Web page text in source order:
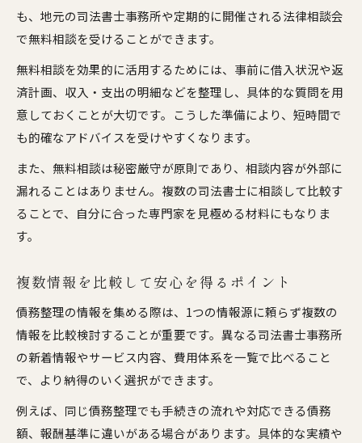
も、地元の司法書士事務所や定期的に開催される法律相談会
で無料相談を受けることができます。
無料相談を効果的に活用するためには、事前に借入状況や返
済計画、収入・支出の明細などを整理し、具体的な質問を用
意しておくことが大切です。こうした準備により、短時間で
も的確なアドバイスを受けやすくなります。
また、無料相談は秘密厳守が原則であり、相談内容が外部に
漏れることはありません。複数の司法書士に相談して比較す
ることで、自分に合った専門家を見極める材料にもなりま
す。
複数情報を比較して安心を得るポイント
債務整理の情報を集める際は、1つの情報源に頼らず複数の
情報を比較検討することが重要です。異なる司法書士事務所
の新着情報やサービス内容、費用体系を一覧で比べること
で、より納得のいく選択ができます。
例えば、同じ債務整理でも手続きの流れや対応できる債務
額、報酬基準に違いがある場合があります。具体的な実績や